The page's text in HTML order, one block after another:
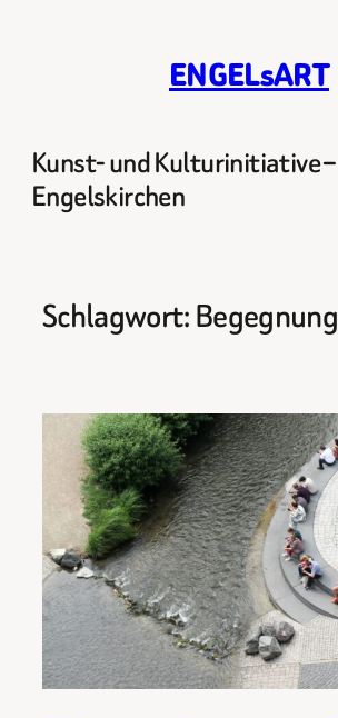
ENGELsART
Kunst- und Kulturinitiative –
Engelskirchen
Schlagwort:Begegnung